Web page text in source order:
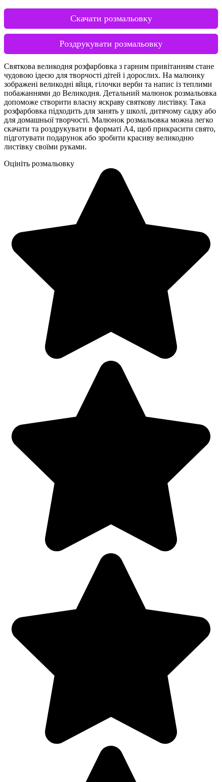
Скачати розмальовку
Роздрукувати розмальовку
Святкова великодня розфарбовка з гарним привітанням стане
чудовою ідеєю для творчості дітей і дорослих. На малюнку
зображені великодні яйця, гілочки верби та напис із теплими
побажаннями до Великодня. Детальний малюнок розмальовка
допоможе створити власну яскраву святкову листівку. Така
розфарбовка підходить для занять у школі, дитячому садку або
для домашньої творчості. Малюнок розмальовка можна легко
скачати та роздрукувати в форматі А4, щоб прикрасити свято,
підготувати подарунок або зробити красиву великодню
листівку своїми руками.
Оцініть розмальовку